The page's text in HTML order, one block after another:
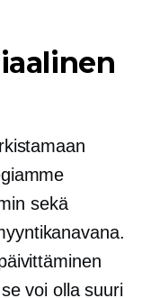
sekä
voi olla suuri